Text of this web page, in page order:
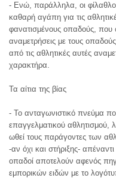
- Ενώ, παράλληλα, οι
καθαρή αγάπη για τις
φανατισμένους οπαδούς, που
αναμετρήσεις με τους
από τις αθλητικές αυτές
χαρακτήρα.
Τα αίτια της βίας
- Το ανταγωνιστικό πνεύμα
επαγγελματικού
ωθεί τους παράγοντες των
-αν όχι και στήριξης-
οπαδοί αποτελούν αφενός
εμπορικών ειδών με το